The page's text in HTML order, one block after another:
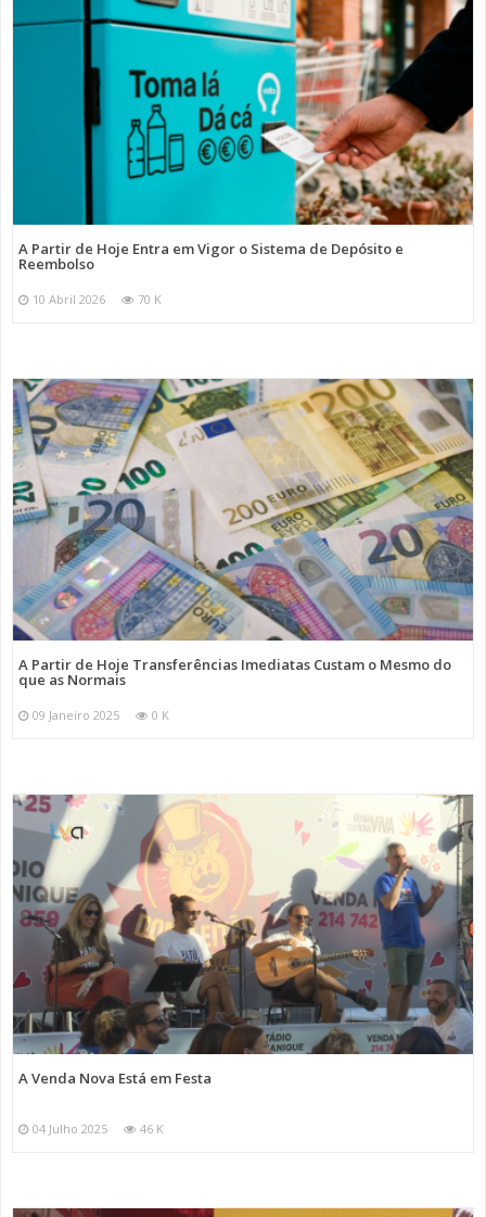
A Partir de Hoje Entra em Vigor o Sistema de Depósito e
Reembolso
10 Abril 2026 70 K
A Partir de Hoje Transferências Imediatas Custam o Mesmo do
que as Normais
09 Janeiro 2025 0 K
A Venda Nova Está em Festa
04 Julho 2025 46 K